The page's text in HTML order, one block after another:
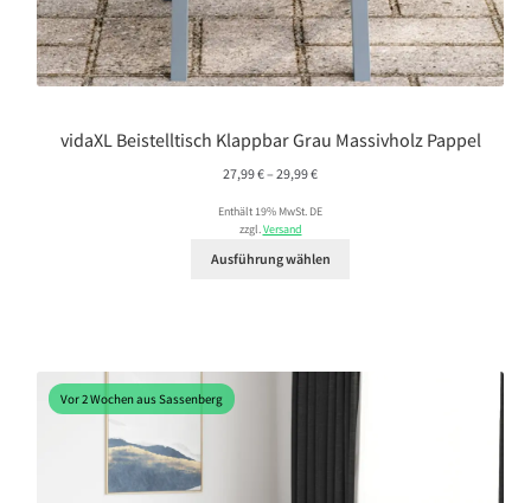
vidaXL Beistelltisch Klappbar Grau Massivholz Pappel
27,99€– 29,99€Preisspanne:
bis
Enthält 19% MwSt. DE
zzgl.Versand
Ausführung wählen
Vor 2 Wochen aus Sassenberg